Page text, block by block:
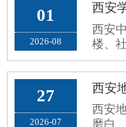
01
2026-08
西安
楼、
市、
高频
原有
环氧
砂起
27
2026-07
西安
磨白